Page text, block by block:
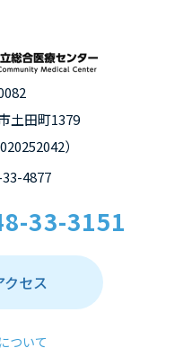
土田町1379
）
4877
33-3151
クセス
ついて